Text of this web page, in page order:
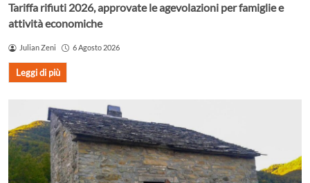
Tariffa rifiuti 2026, approvate le agevolazioni per famiglie e
attività economiche
Julian Zeni 6 Agosto 2026
Leggi di più